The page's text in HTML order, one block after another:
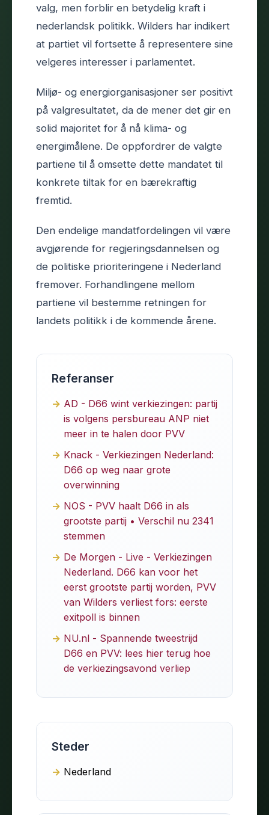
valg, men forblir en betydelig kraft i
nederlandsk politikk. Wilders har indikert
at partiet vil fortsette å representere sine
velgeres interesser i parlamentet.
Miljø- og energiorganisasjoner ser positivt
på valgresultatet, da de mener det gir en
solid majoritet for å nå klima- og
energimålene. De oppfordrer de valgte
partiene til å omsette dette mandatet til
konkrete tiltak for en bærekraftig
fremtid.
Den endelige mandatfordelingen vil være
avgjørende for regjeringsdannelsen og
de politiske prioriteringene i Nederland
fremover. Forhandlingene mellom
partiene vil bestemme retningen for
landets politikk i de kommende årene.
Referanser
AD - D66 wint verkiezingen: partij
is volgens persbureau ANP niet
meer in te halen door PVV
Knack - Verkiezingen Nederland:
D66 op weg naar grote
overwinning
NOS - PVV haalt D66 in als
grootste partij • Verschil nu 2341
stemmen
De Morgen - Live - Verkiezingen
Nederland. D66 kan voor het
eerst grootste partij worden, PVV
van Wilders verliest fors: eerste
exitpoll is binnen
NU.nl - Spannende tweestrijd
D66 en PVV: lees hier terug hoe
de verkiezingsavond verliep
Steder
Nederland